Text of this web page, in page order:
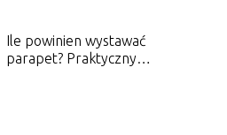
Ile powinien wystawać
parapet? Praktyczny